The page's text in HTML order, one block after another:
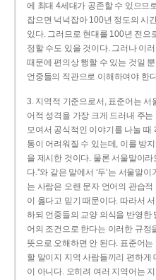
에 최대 4세대가 공존할 수 있으므
잡으면 넉넉잡아 100년 정도의 시
있다. 그러므로 현대를 100년 전으
정할 수도 있을 것이다. 그러나 이
때문에 편의상 행할 수 있는 것일
언중들의 직관으로 이해하여야 한
3. 지역적 기준으로서, 표준어는 서
어적 성격을 가장 크게 드러내 주
모여서 공식적인 이야기를 나눌 때
통이 어려워질 수 있는데, 이를 방
을 제시한 것이다. 물론 서울말이
다.”와 같은 말에서 ‘두’는 서울말
는 사람은 오랜 문자 언어의 관습적
이 옳다고 믿기 때문이다. 따라서
하되 언중들의 교양 의식을 반영한
어의 조건으로 한다는 이러한 규정
뜻으로 오해하면 안 된다. 표준어
할 말이지 지역 사람들끼리 편하게
이 아니다. 오히려 여러 지역어는